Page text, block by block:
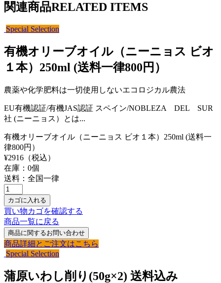
関連商品RELATED ITEMS
Special Selection
有機オリーブオイル（ニーニョス ビオ
１本）250ml (送料一律800円）
農薬や化学肥料は一切使用しないエコロジカル農法
EU有機認証/有機JAS認証 スペイン/NOBLEZA DEL SUR
社 (ニーニョス）とは...
有機オリーブオイル（ニーニョス ビオ１本）250ml (送料一
律800円）
¥2916 （税込）
在庫： 0個
送料：全国一律
買い物カゴを確認する
商品一覧に戻る
商品詳細とご注文はこちら
Special Selection
蒲原いわし削り(50g×2) 送料込み